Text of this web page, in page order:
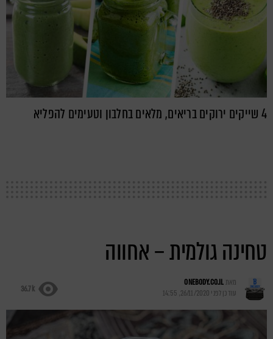
4 שייקים ירוקים בריאים, מלאים בחלבון וטעימים להפליא
טחינה גולמית – אחווה
מאתONEBODY.CO.IL
עודכן לפני 26/11/2020, 14:55
36.7k